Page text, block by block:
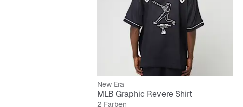
New Era
MLB Graphic Revere Shirt
2 Farben